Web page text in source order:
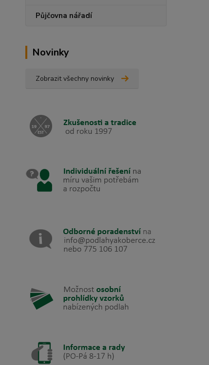
Půjčovna nářadí
Novinky
Zobrazit všechny novinky